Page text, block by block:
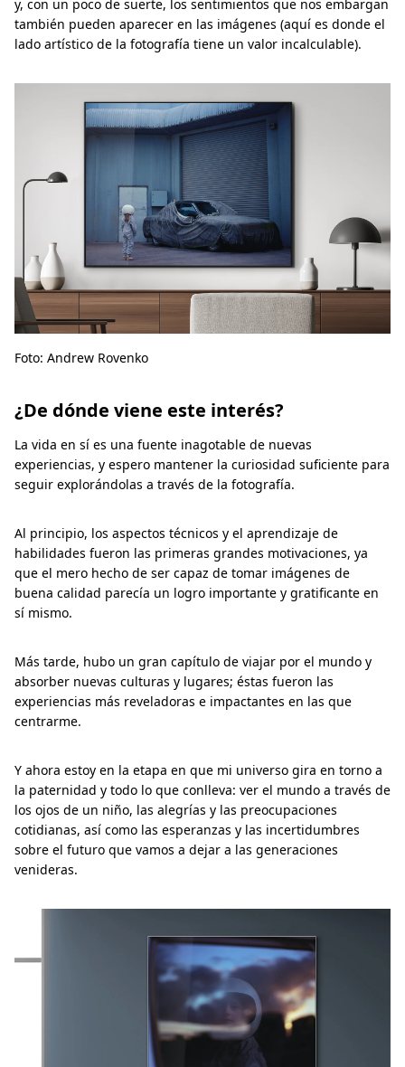
y, con un poco de suerte, los sentimientos que nos embargan
también pueden aparecer en las imágenes (aquí es donde el
lado artístico de la fotografía tiene un valor incalculable).
Foto: Andrew Rovenko
¿De dónde viene este interés?
La vida en sí es una fuente inagotable de nuevas
experiencias, y espero mantener la curiosidad suficiente para
seguir explorándolas a través de la fotografía.
Al principio, los aspectos técnicos y el aprendizaje de
habilidades fueron las primeras grandes motivaciones, ya
que el mero hecho de ser capaz de tomar imágenes de
buena calidad parecía un logro importante y gratificante en
sí mismo.
Más tarde, hubo un gran capítulo de viajar por el mundo y
absorber nuevas culturas y lugares; éstas fueron las
experiencias más reveladoras e impactantes en las que
centrarme.
Y ahora estoy en la etapa en que mi universo gira en torno a
la paternidad y todo lo que conlleva: ver el mundo a través de
los ojos de un niño, las alegrías y las preocupaciones
cotidianas, así como las esperanzas y las incertidumbres
sobre el futuro que vamos a dejar a las generaciones
venideras.